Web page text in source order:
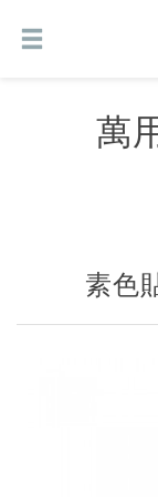
萬
素色